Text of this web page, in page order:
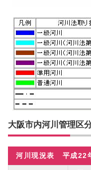
大阪市内河川管理区
河川現況表 平成22